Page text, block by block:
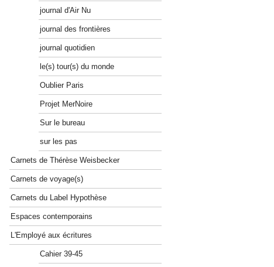
journal d'Air Nu
journal des frontières
journal quotidien
le(s) tour(s) du monde
Oublier Paris
Projet MerNoire
Sur le bureau
sur les pas
Carnets de Thérèse Weisbecker
Carnets de voyage(s)
Carnets du Label Hypothèse
Espaces contemporains
L'Employé aux écritures
Cahier 39-45